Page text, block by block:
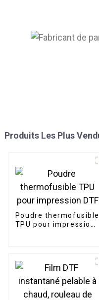
Produits Les Plus
Poudre thermofusible
TPU pour impression